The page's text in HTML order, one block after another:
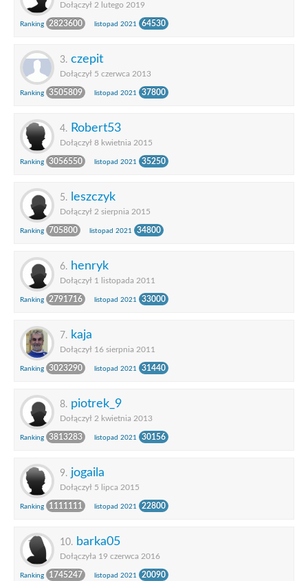
Dołączył 2 lutego 2019
Ranking 2823600 listopad 2021 64530
3. czepit
Dołączył 5 czerwca 2013
Ranking 3505809 listopad 2021 37800
4. Robert53
Dołączył 8 kwietnia 2015
Ranking 3056550 listopad 2021 35250
5. leszczyk
Dołączył 2 sierpnia 2015
Ranking 705800 listopad 2021 34800
6. henryk
Dołączył 1 listopada 2011
Ranking 2791716 listopad 2021 33000
7. kaja
Dołączył 16 sierpnia 2011
Ranking 3023290 listopad 2021 31440
8. piotrek_9
Dołączył 2 kwietnia 2013
Ranking 3813283 listopad 2021 30156
9. jogaila
Dołączył 5 lipca 2015
Ranking 1111111 listopad 2021 22800
10. barka05
Dołączyła 19 czerwca 2016
Ranking 1745247 listopad 2021 20090